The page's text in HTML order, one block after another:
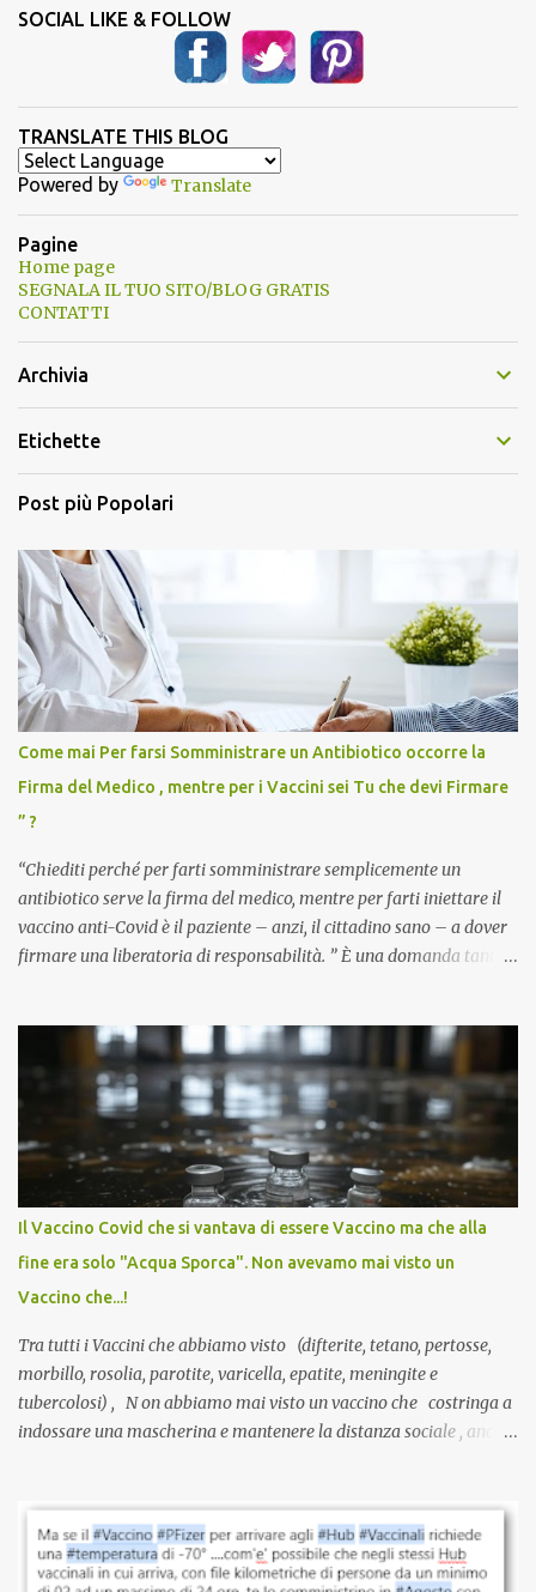
SOCIAL LIKE & FOLLOW
TRANSLATE THIS BLOG
Powered by Translate
Pagine
Home page
SEGNALA IL TUO SITO/BLOG GRATIS
CONTATTI
Archivia
Etichette
Post più Popolari
Come mai Per farsi Somministrare un Antibiotico occorre la
Firma del Medico , mentre per i Vaccini sei Tu che devi Firmare
” ?
“Chiediti perché per farti somministrare semplicemente un
antibiotico serve la firma del medico, mentre per farti iniettare il
vaccino anti-Covid è il paziente – anzi, il cittadino sano – a dover
firmare una liberatoria di responsabilità. ” È una domanda tanto
pandemia. Un interrogativo che dovrebbe scuotere chiunque abbia
ancora il coraggio di pensare con la propria testa. Per il vaccino
anti-Covid, un pro-farmaco, con autorizzazione condizionata,
sviluppato in tempi record, con tecnologie mai utilizzate prima su
larga scala, ancora oggetto di studio e di discussione
internazionale serve solo una firma. La tua. Lo si somministra
anche a persone sane, giovani, senza fattori di rischio, spesso già
serve una prescrizione. Non c’è diagnosi. Non c’è presa in carico.
L’unico atto richiesto è una fi...
Il Vaccino Covid che si vantava di essere Vaccino ma che alla
fine era solo "Acqua Sporca". Non avevamo mai visto un
Vaccino che...!
Tra tutti i Vaccini che abbiamo visto (difterite, tetano, pertosse,
morbillo, rosolia, parotite, varicella, epatite, meningite e
tubercolosi) , N on abbiamo mai visto un vaccino che costringa a
indossare una mascherina e mantenere la distanza sociale , anche
vaccinazione. Non avevamo mai sentito parlare di ricompense,
sconti, incentivi per vaccinarsi. Non avevamo mai visto
discriminazioni per coloro che non l’hanno fatto. Se non sei stato